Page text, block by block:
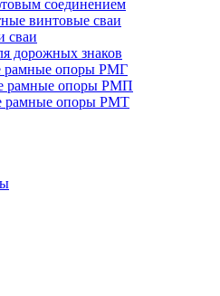
соединением
винтовые сваи
сваи
дорожных знаков
рамные опоры РМГ
рамные опоры РМП
рамные опоры РМТ